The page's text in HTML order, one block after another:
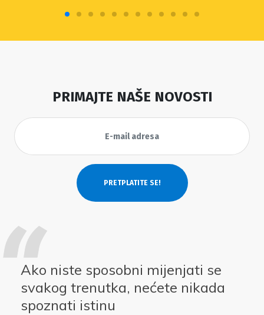
PRIMAJTE NAŠE NOVOSTI
Ako niste sposobni mijenjati se
svakog trenutka, nećete nikada
spoznati istinu